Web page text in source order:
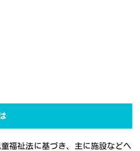
福祉法に基づき、主に施設などへ